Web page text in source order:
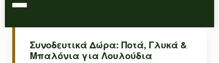
Συνοδευτικά Δώρα: Ποτά, Γλυκά &
Μπαλόνια για Λουλούδια